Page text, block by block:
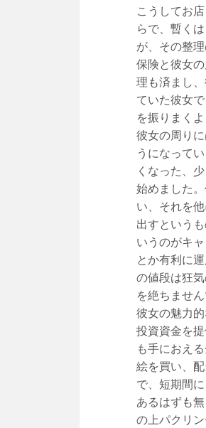
こうしてお
らで、暫く
が、その整
保険と彼女
理も済まし
ていた彼女
を振りまく
彼女の周り
うになって
くなった、
始めました
い、それを
出すという
いうのがキ
とか有利に
の値段は狂
を絶ちません
彼女の魅力
投資資金を
も手におえ
絵を買い、
で、短期間
あるはずも
の上パクリ